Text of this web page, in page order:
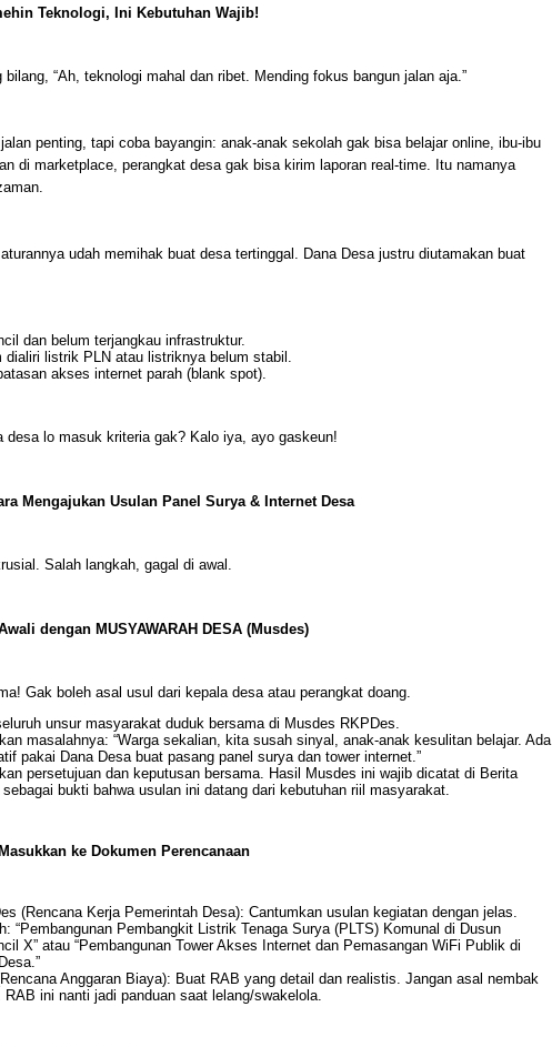
Teknologi, Ini Kebutuhan Wajib!
bilang, “Ah, teknologi mahal dan ribet. Mending fokus bangun jalan aja.”
penting, tapi coba bayangin: anak-anak sekolah gak bisa belajar online, ibu-ibu
di marketplace, perangkat desa gak bisa kirim laporan real-time. Itu namanya
udah memihak buat desa tertinggal. Dana Desa justru diutamakan buat
dan belum terjangkau infrastruktur.
dialiri listrik PLN atau listriknya belum stabil.
akses internet parah (blank spot).
desa lo masuk kriteria gak? Kalo iya, ayo gaskeun!
Mengajukan Usulan Panel Surya & Internet Desa
Salah langkah, gagal di awal.
dengan MUSYAWARAH DESA (Musdes)
Gak boleh asal usul dari kepala desa atau perangkat doang.
unsur masyarakat duduk bersama di Musdes RKPDes.
masalahnya: “Warga sekalian, kita susah sinyal, anak-anak kesulitan belajar. Ada
pakai Dana Desa buat pasang panel surya dan tower internet.”
persetujuan dan keputusan bersama. Hasil Musdes ini wajib dicatat di Berita
bukti bahwa usulan ini datang dari kebutuhan riil masyarakat.
ke Dokumen Perencanaan
(Rencana Kerja Pemerintah Desa): Cantumkan usulan kegiatan dengan jelas.
“Pembangunan Pembangkit Listrik Tenaga Surya (PLTS) Komunal di Dusun
X” atau “Pembangunan Tower Akses Internet dan Pemasangan WiFi Publik di
Anggaran Biaya): Buat RAB yang detail dan realistis. Jangan asal nembak
RAB ini nanti jadi panduan saat lelang/swakelola.